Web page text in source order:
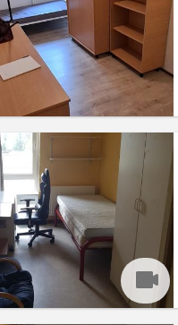
Info
€
70 €
12 months
No
Info
€
10 €
Summer vacation, monthly
No